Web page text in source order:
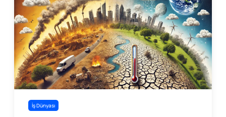
İş Dünyası